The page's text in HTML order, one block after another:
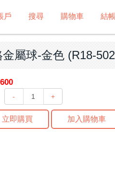
戶 搜尋 購物車 結帳
金屬球-金色 (R18-
- +
立即購買 加入購物車